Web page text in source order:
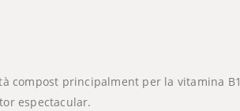
compost principalment per la vitamina B1
espectacular.